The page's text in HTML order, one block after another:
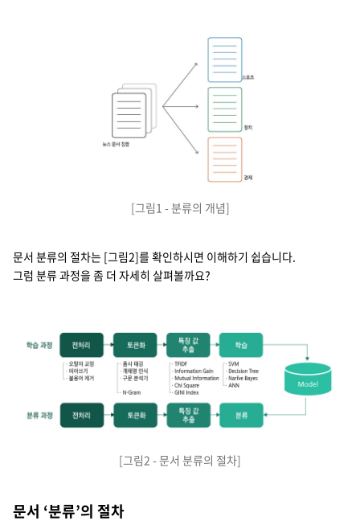
[그림1 - 분류의 개념]
문서 분류의 절차는 [그림2]를 확인하시면 이해하기 쉽습니다.
그럼 분류 과정을 좀 더 자세히 살펴볼까요?
[그림2 - 문서 분류의 절차]
문서 ‘분류’의 절차